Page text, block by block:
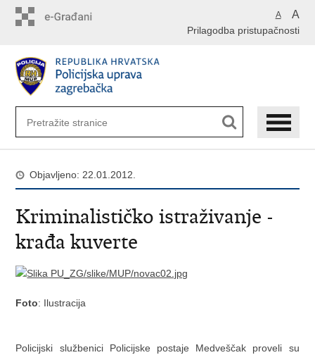
A A
Prilagodba pristupačnosti
Objavljeno: 22.01.2012.
Kriminalističko istraživanje -
krađa kuverte
Foto: Ilustracija
Policijski službenici Policijske postaje Medveščak proveli su